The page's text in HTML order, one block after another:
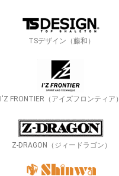
TSデザイン（藤和）
I'Z FRONTIER（アイズフロンティア）
Z-DRAGON（ジィードラゴン）